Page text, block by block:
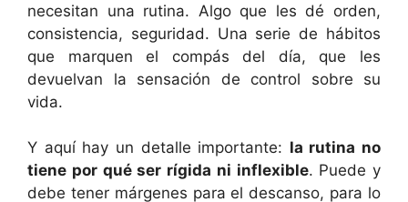
necesitan una rutina. Algo que les dé orden,
consistencia, seguridad. Una serie de hábitos
que marquen el compás del día, que les
devuelvan la sensación de control sobre su
vida.
Y aquí hay un detalle importante: la rutina no
tiene por qué ser rígida ni inflexible. Puede y
debe tener márgenes para el descanso, para lo